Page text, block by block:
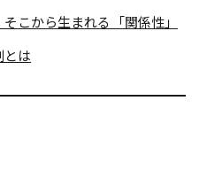
こから生まれる「関係性」
とは